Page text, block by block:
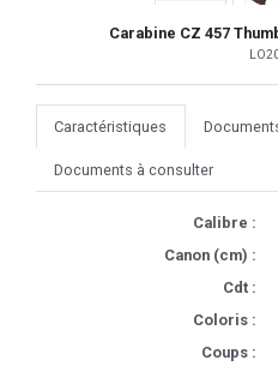
Carabine CZ 457
Caractéristiques
Documents à consulter
Calibre :
Canon (cm) :
Cdt :
Coloris :
Coups :